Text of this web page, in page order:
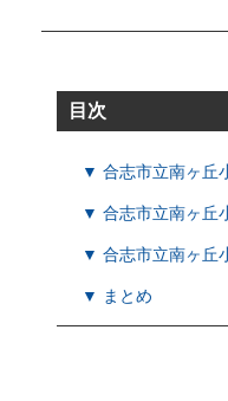
目次
▼ 合志市立南ヶ丘
▼ 合志市立南ヶ丘
▼ 合志市立南ヶ丘
▼ まとめ